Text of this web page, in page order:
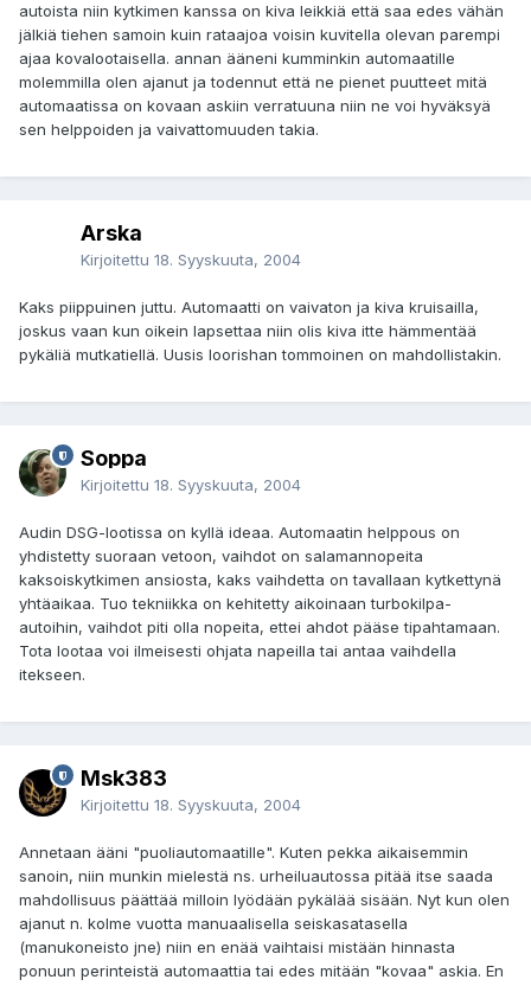
autoista niin kytkimen kanssa on kiva leikkiä että saa edes vähän
jälkiä tiehen samoin kuin rataajoa voisin kuvitella olevan parempi
ajaa kovalootaisella. annan ääneni kumminkin automaatille
molemmilla olen ajanut ja todennut että ne pienet puutteet mitä
automaatissa on kovaan askiin verratuuna niin ne voi hyväksyä
sen helppoiden ja vaivattomuuden takia.
Arska
Kirjoitettu 18. Syyskuuta, 2004
Kaks piippuinen juttu. Automaatti on vaivaton ja kiva kruisailla,
joskus vaan kun oikein lapsettaa niin olis kiva itte hämmentää
pykäliä mutkatiellä. Uusis loorishan tommoinen on mahdollistakin.
Soppa
Kirjoitettu 18. Syyskuuta, 2004
Audin DSG-lootissa on kyllä ideaa. Automaatin helppous on
yhdistetty suoraan vetoon, vaihdot on salamannopeita
kaksoiskytkimen ansiosta, kaks vaihdetta on tavallaan kytkettynä
yhtäaikaa. Tuo tekniikka on kehitetty aikoinaan turbokilpa-
autoihin, vaihdot piti olla nopeita, ettei ahdot pääse tipahtamaan.
Tota lootaa voi ilmeisesti ohjata napeilla tai antaa vaihdella
itekseen.
Msk383
Kirjoitettu 18. Syyskuuta, 2004
Annetaan ääni "puoliautomaatille". Kuten pekka aikaisemmin
sanoin, niin munkin mielestä ns. urheiluautossa pitää itse saada
mahdollisuus päättää milloin lyödään pykälää sisään. Nyt kun olen
ajanut n. kolme vuotta manuaalisella seiskasatasella
(manukoneisto jne) niin en enää vaihtaisi mistään hinnasta
ponuun perinteistä automaattia tai edes mitään "kovaa" askia. En